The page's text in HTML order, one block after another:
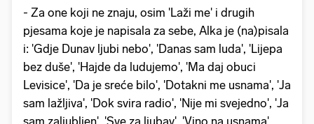
- Za one koji ne znaju, osim 'Laži me' i drugih
pjesama koje je napisala za sebe, Alka je (na)pisala
i: 'Gdje Dunav ljubi nebo', 'Danas sam luda', 'Lijepa
bez duše', 'Hajde da ludujemo', 'Ma daj obuci
Levisice', 'Da je sreće bilo', 'Dotakni me usnama', 'Ja
sam lažljiva', 'Dok svira radio', 'Nije mi svejedno', 'Ja
sam zaljubljen', 'Sve za ljubav', 'Vino na usnama',